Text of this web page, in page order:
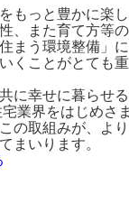
もっと豊かに楽し
、また育て方等
まう環境整備」
くことがとても
に幸せに暮らせ
業界をはじめさ
の取組みが、よ
まいります。